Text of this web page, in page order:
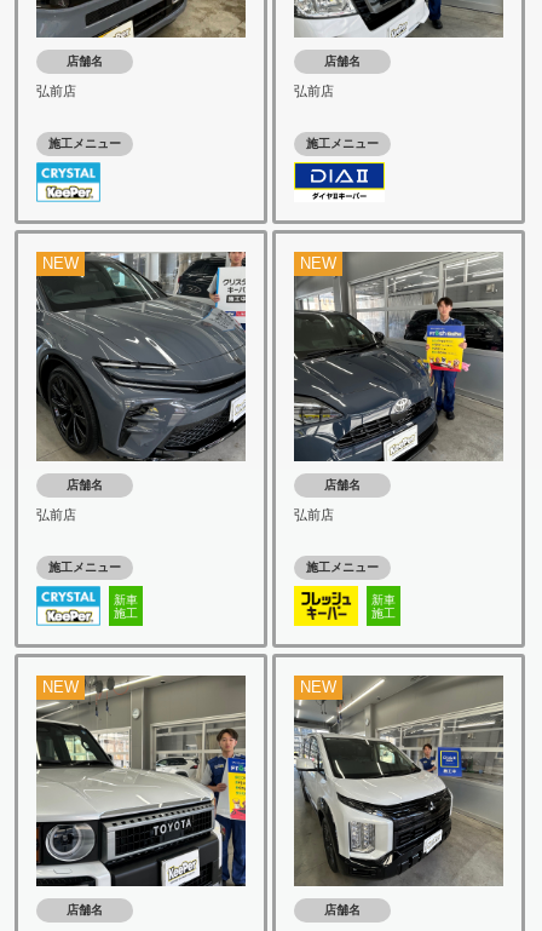
店舗名
弘前店
施工メニュー
店舗名
弘前店
施工メニュー
NEW
店舗名
弘前店
施工メニュー
新車
施工
NEW
店舗名
弘前店
施工メニュー
新車
施工
NEW
店舗名
NEW
店舗名